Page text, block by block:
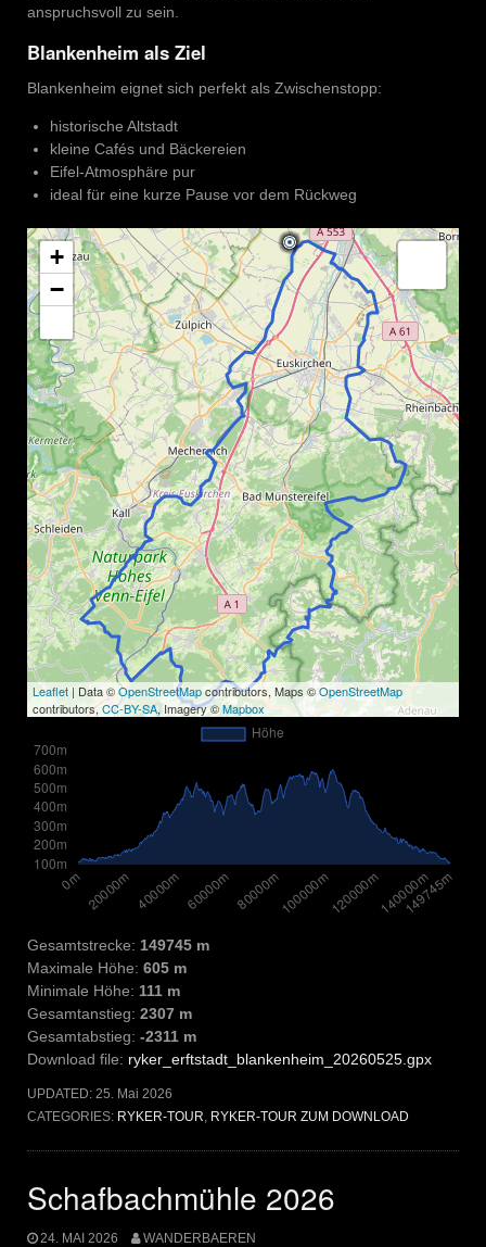
anspruchsvoll zu sein.
Blankenheim als Ziel
Blankenheim eignet sich perfekt als Zwischenstopp:
historische Altstadt
kleine Cafés und Bäckereien
Eifel-Atmosphäre pur
ideal für eine kurze Pause vor dem Rückweg
+
−
Leaflet | Data ©OpenStreetMapcontributors, Maps ©OpenStreetMap
contributors,CC-BY-SA, Imagery ©Mapbox
Gesamtstrecke: 149745 m
Maximale Höhe: 605 m
Minimale Höhe: 111 m
Gesamtanstieg: 2307 m
Gesamtabstieg: -2311 m
Download file: ryker_erftstadt_blankenheim_20260525.gpx
UPDATED: 25. Mai 2026
CATEGORIES: RYKER-TOUR, RYKER-TOUR ZUM DOWNLOAD
Schafbachmühle 2026
24. MAI 2026 WANDERBAEREN